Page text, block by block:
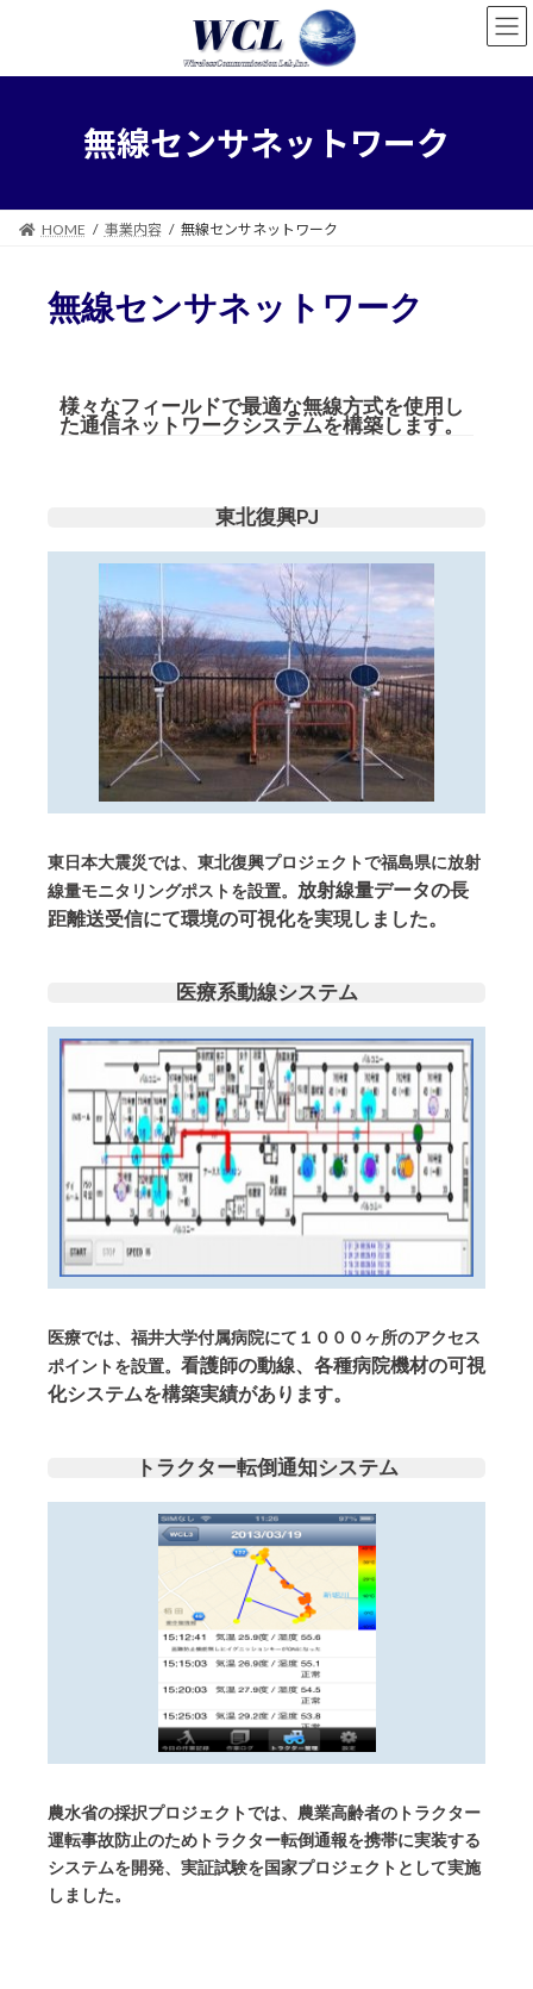
無線センサネットワーク
HOME 事業内容 無線センサネットワーク
無線センサネットワーク
様々なフィールドで最適な無線⽅式を使⽤し
た通信ネットワークシステムを構築します。
東北復興PJ
東日本⼤震災では、東北復興プロジェクトで福島県に放射
線量モニタリングポストを設置。 放射線量データの⻑
距離送受信にて環境の可視化を実現しました。
医療系動線システム
医療では、福井大学付属病院にて１０００ヶ所のアクセス
ポイントを設置。 看護師の動線、各種病院機材の可視
化システムを構築実績があります。
トラクター転倒通知システム
農水省の採択プロジェクトでは、農業高齢者のトラクター
運転事故防止のためトラクター転倒通報を携帯に実装する
システムを開発、実証試験を国家プロジェクトとして実施
しました。